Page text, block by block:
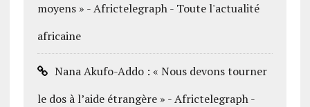
moyens » - Africtelegraph - Toute l'actualité
africaine
Nana Akufo-Addo : « Nous devons tourner
le dos à l’aide étrangère » - Africtelegraph -